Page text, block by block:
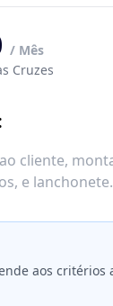
/ Mês
Cruzes
cliente,
e
aos critérios